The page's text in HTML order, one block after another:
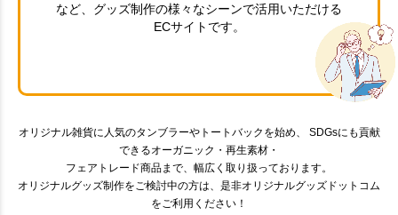
など、グッズ制作の様々なシーンで活用いただける
ECサイトです。
オリジナル雑貨に人気のタンブラーやトートバックを始め、 SDGsにも貢献
できるオーガニック・再生素材・
フェアトレード商品まで、幅広く取り扱っております。
オリジナルグッズ制作をご検討中の方は、是非オリジナルグッズドットコム
をご利用ください！